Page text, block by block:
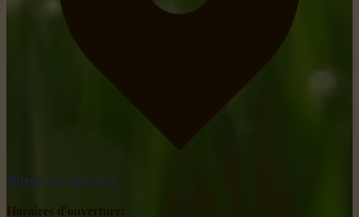
obtenir un itinéraire
Horaires d'ouverture: